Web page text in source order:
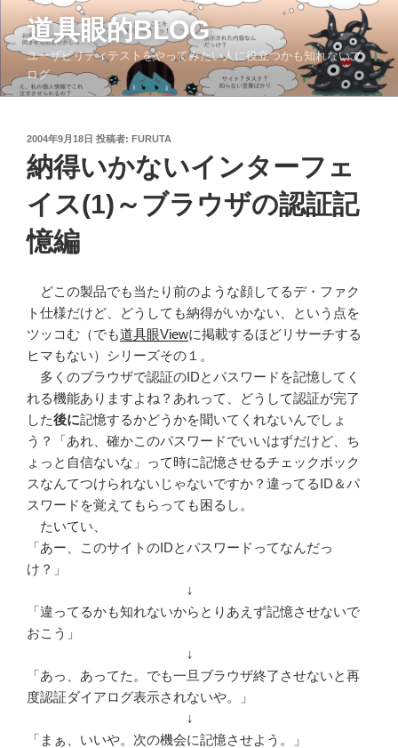
ン
テ
ツ
道具眼的BLOG
ユーザビリティテストをやってみたい人に役立つかも知れないブ
ログ
投
稿
日:
2004年9月18日 投稿者: FURUTA
納得いかないインターフェ
イス(1)～ブラウザの認証記
憶編
どこの製品でも当たり前のような顔してるデ・ファク
ト仕様だけど、どうしても納得がいかない、という点を
ツッコむ（でも道具眼Viewに掲載するほどリサーチする
ヒマもない）シリーズその１。
多くのブラウザで認証のIDとパスワードを記憶してく
れる機能ありますよね？あれって、どうして認証が完了
した後に記憶するかどうかを聞いてくれないんでしょ
う？「あれ、確かこのパスワードでいいはずだけど、ち
ょっと自信ないな」って時に記憶させるチェックボック
スなんてつけられないじゃないですか？違ってるID＆パ
スワードを覚えてもらっても困るし。
たいてい、
「あー、このサイトのIDとパスワードってなんだっ
け？」
↓
「違ってるかも知れないからとりあえず記憶させないで
おこう」
↓
「あっ、あってた。でも一旦ブラウザ終了させないと再
度認証ダイアログ表示されないや。」
↓
「まぁ、いいや。次の機会に記憶させよう。」